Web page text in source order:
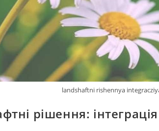
landshaftni rishennya
рішення: